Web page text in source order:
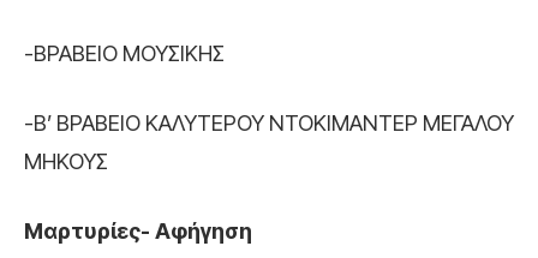
-ΒΡΑΒΕΙΟ ΜΟΥΣΙΚΗΣ
-Β’ ΒΡΑΒΕΙΟ ΚΑΛΥΤΕΡΟΥ ΝΤΟΚΙΜΑΝΤΕΡ ΜΕΓΑΛΟΥ
ΜΗΚΟΥΣ
Μαρτυρίες- Αφήγηση